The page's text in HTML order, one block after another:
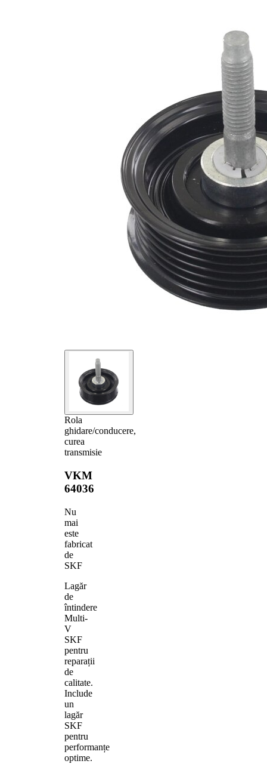
Rola
ghidare/conducere,
curea
transmisie
VKM
64036
Nu
mai
este
fabricat
de
SKF
Lagăr
de
întindere
Multi-
V
SKF
pentru
reparații
de
calitate.
Include
un
lagăr
SKF
pentru
performanțe
optime.